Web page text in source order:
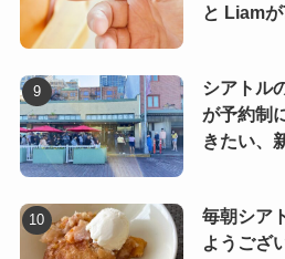
と Liam
シアトル
が予約制
きたい、
毎朝シア
ようござ